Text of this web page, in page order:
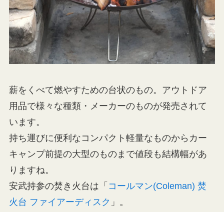
薪をくべて燃やすための台状のもの。アウトドア
用品で様々な種類・メーカーのものが発売されて
います。
持ち運びに便利なコンパクト軽量なものからカー
キャンプ前提の大型のものまで値段も結構幅があ
りますね。
安武持参の焚き火台は「 コールマン(Coleman) 焚
火台 ファイアーディスク 」。